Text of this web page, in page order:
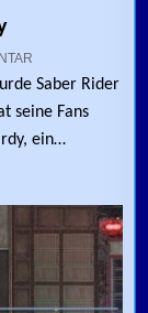
ZU FAN-COMIC
Saber Rider
seine Fans
ein…